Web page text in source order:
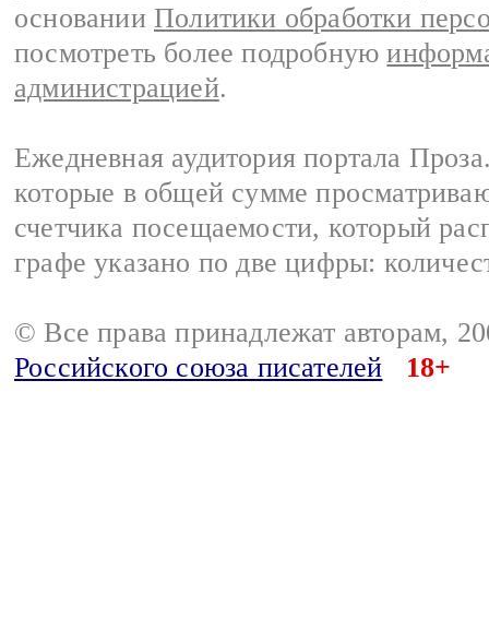
основании Политики обработки
посмотреть более подробную
администрацией.
Ежедневная аудитория портала
которые в общей сумме
счетчика посещаемости, который
графе указано по две цифры:
© Все права принадлежат авторам,
Российского союза писателей
18+